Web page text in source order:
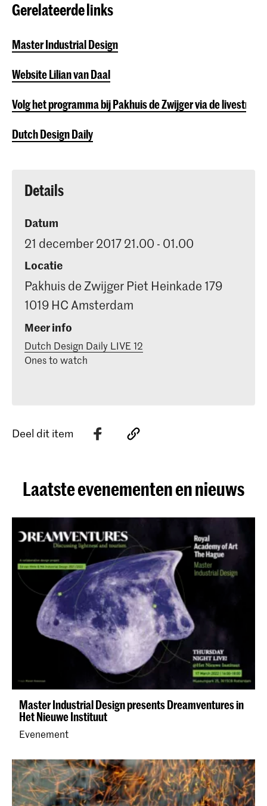
Gerelateerde links
Master Industrial Design
Website Lilian van Daal
Volg het programma bij Pakhuis de Zwijger via de livestream
Dutch Design Daily
Details
Datum
21 december 2017 21.00 - 01.00
Locatie
Pakhuis de Zwijger Piet Heinkade 179
1019 HC Amsterdam
Meer info
Dutch Design Daily LIVE 12
Ones to watch
Deel dit item
Laatste evenementen en nieuws
Master Industrial Design presents Dreamventures in
Het Nieuwe Instituut
Evenement